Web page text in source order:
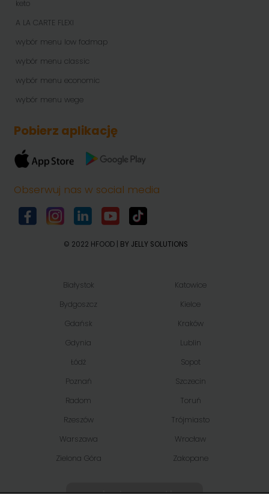
keto
A LA CARTE FLEXI
wybór menu low fodmap
wybór menu classic
wybór menu economic
wybór menu wege
Pobierz aplikację
Obserwuj nas w social media
© 2022 HFOOD | BY JELLY SOLUTIONS
Białystok
Bydgoszcz
Gdańsk
Gdynia
Katowice
Kielce
Kraków
Lublin
Łódź
Poznań
Radom
Rzeszów
Sopot
Szczecin
Toruń
Trójmiasto
Warszawa
Zielona Góra
Wrocław
Zakopane